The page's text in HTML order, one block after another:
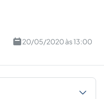
20/05/2020 às 13:00